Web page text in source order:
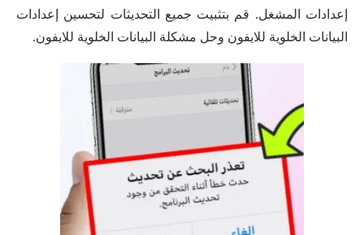
إعدادات المشغل. قم بتثبيت جميع التحديثات لتحسين إعدادات
البيانات الخلوية للايفون وحل مشكلة البيانات الخلوية للايفون.